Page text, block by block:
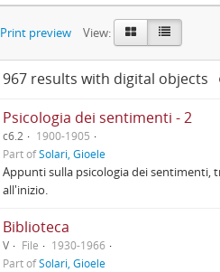
Print preview View:
967 results with digital objects
Psicologia dei sentimenti - 2
c6.2
1900-1905
Part ofSolari, Gioele
Appunti sulla psicologia dei sentimenti,
all'inizio.
Biblioteca
V File
1930-1966
Part ofSolari, Gioele